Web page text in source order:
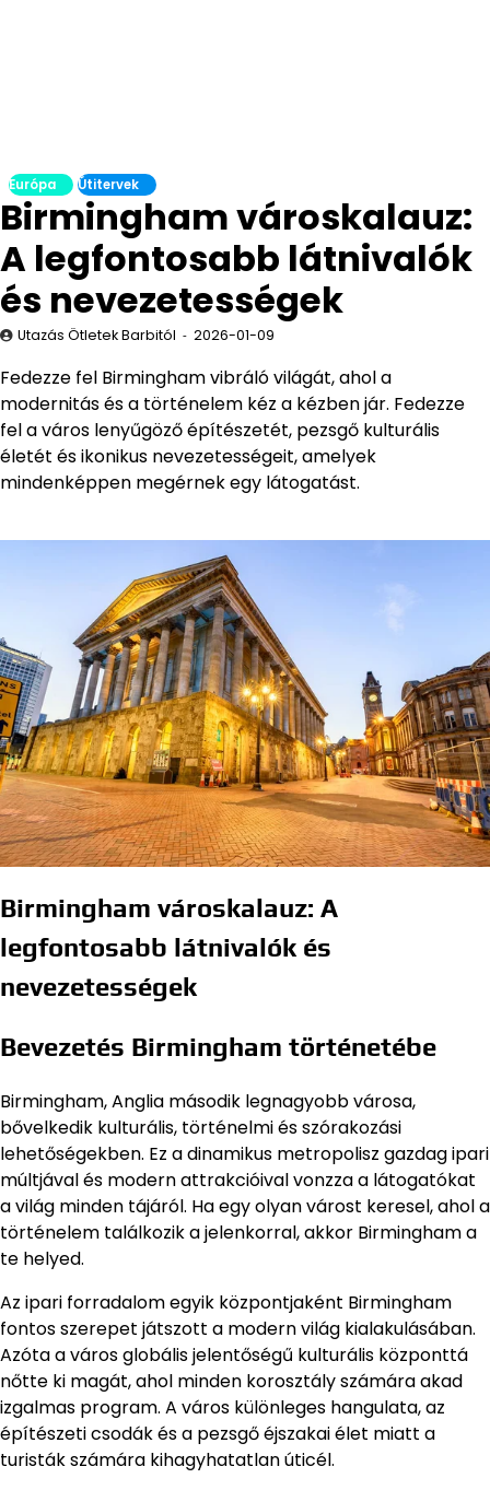
Európa Útitervek
Birmingham városkalauz:
A legfontosabb látnivalók
és nevezetességek
Utazás Ötletek Barbitól 2026-01-09
Fedezze fel Birmingham vibráló világát, ahol a
modernitás és a történelem kéz a kézben jár. Fedezze
fel a város lenyűgöző építészetét, pezsgő kulturális
életét és ikonikus nevezetességeit, amelyek
mindenképpen megérnek egy látogatást.
Birmingham városkalauz: A
legfontosabb látnivalók és
nevezetességek
Bevezetés Birmingham történetébe
Birmingham, Anglia második legnagyobb városa,
bővelkedik kulturális, történelmi és szórakozási
lehetőségekben. Ez a dinamikus metropolisz gazdag ipari
múltjával és modern attrakcióival vonzza a látogatókat
a világ minden tájáról. Ha egy olyan várost keresel, ahol a
történelem találkozik a jelenkorral, akkor Birmingham a
te helyed.
Az ipari forradalom egyik központjaként Birmingham
fontos szerepet játszott a modern világ kialakulásában.
Azóta a város globális jelentőségű kulturális központtá
nőtte ki magát, ahol minden korosztály számára akad
izgalmas program. A város különleges hangulata, az
építészeti csodák és a pezsgő éjszakai élet miatt a
turisták számára kihagyhatatlan úticél.